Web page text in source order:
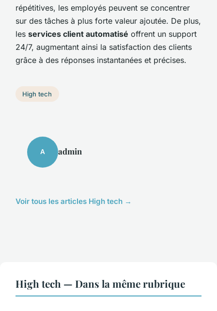
répétitives, les employés peuvent se concentrer
sur des tâches à plus forte valeur ajoutée. De plus,
les services client automatisé offrent un support
24/7, augmentant ainsi la satisfaction des clients
grâce à des réponses instantanées et précises.
High tech
A admin
Voir tous les articles High tech →
High tech — Dans la même rubrique